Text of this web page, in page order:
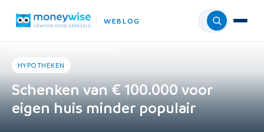
WEBLOG Menu
HYPOTHEKEN
Schenken van € 100.000 voor
eigen huis minder populair